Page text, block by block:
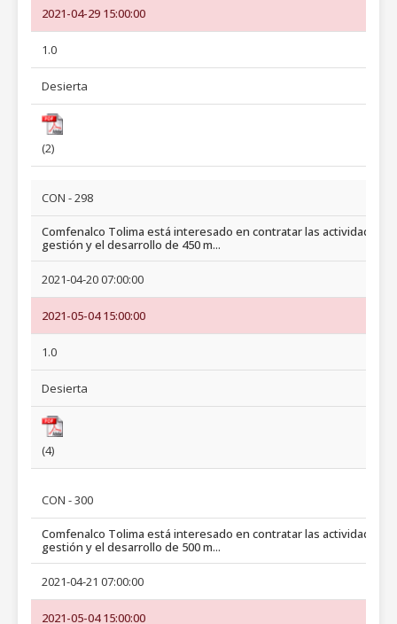
2021-04-29 15:00:00
1.0
Desierta
(2)
CON - 298
Comfenalco Tolima está interesado en contratar las actividades
gestión y el desarrollo de 450 m...
2021-04-20 07:00:00
2021-05-04 15:00:00
1.0
Desierta
(4)
CON - 300
Comfenalco Tolima está interesado en contratar las actividades
gestión y el desarrollo de 500 m...
2021-04-21 07:00:00
2021-05-04 15:00:00